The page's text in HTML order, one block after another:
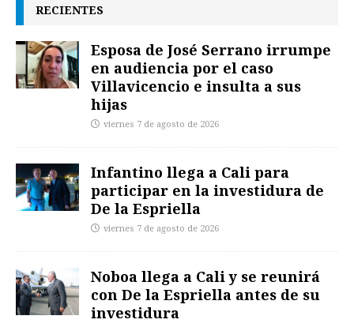
RECIENTES
Esposa de José Serrano irrumpe
en audiencia por el caso
Villavicencio e insulta a sus
hijas
viernes 7 de agosto de 2026
Infantino llega a Cali para
participar en la investidura de
De la Espriella
viernes 7 de agosto de 2026
Noboa llega a Cali y se reunirá
con De la Espriella antes de su
investidura